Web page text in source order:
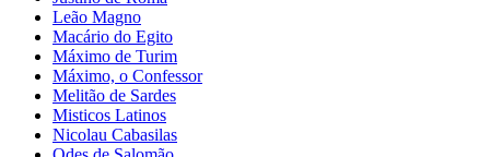
Leão Magno
Macário do Egito
Máximo de Turim
Máximo, o Confessor
Melitão de Sardes
Misticos Latinos
Nicolau Cabasilas